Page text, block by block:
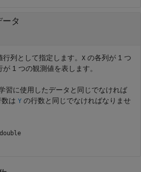
タ
列として指定します。 X の各列が 1 つ
1 つの観測値を表します。
習に使用したデータと同じでなければ
は Y の行数と同じでなければなりませ
double